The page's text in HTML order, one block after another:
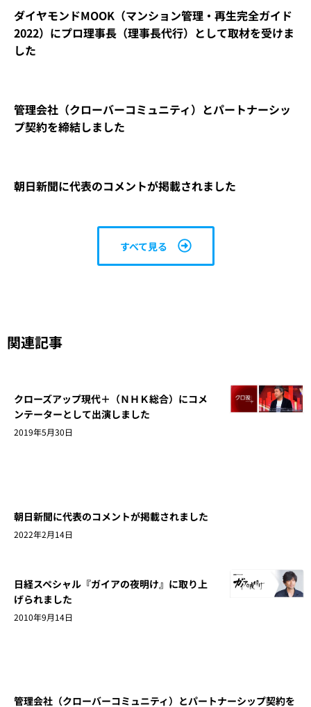
ダイヤモンドMOOK（マンション管理・再生完全ガイド
2022）にプロ理事長（理事長代行）として取材を受けま
した
管理会社（クローバーコミュニティ）とパートナーシッ
プ契約を締結しました
朝日新聞に代表のコメントが掲載されました
すべて見る
関連記事
クローズアップ現代＋（ＮＨＫ総合）にコメ
ンテーターとして出演しました
2019年5月30日
朝日新聞に代表のコメントが掲載されました
2022年2月14日
日経スペシャル『ガイアの夜明け』に取り上
げられました
2010年9月14日
管理会社（クローバーコミュニティ）とパートナーシップ契約を